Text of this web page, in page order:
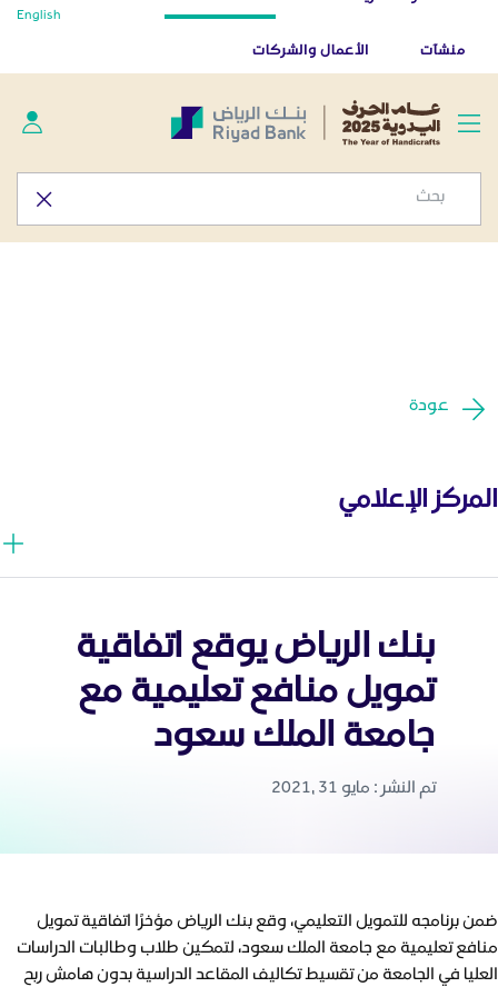
أخبار صحفية - المركز الإعلامي
تطبيق بنك الرياض
منشآت الأعمال والشركات
English
عودة
المركز الإعلامي
بنك الرياض يوقع اتفاقية
تمويل منافع تعليمية مع
جامعة الملك سعود
تم النشر : مايو 31 ,2021
ضمن برنامجه للتمويل التعليمي، وقع بنك الرياض مؤخرًا اتفاقية تمويل
منافع تعليمية مع جامعة الملك سعود، لتمكين طلاب وطالبات الدراسات
العليا في الجامعة من تقسيط تكاليف المقاعد الدراسية بدون هامش ربح